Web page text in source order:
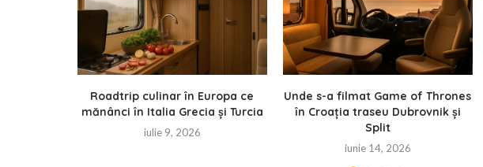
Roadtrip culinar în Europa ce
mănânci în Italia Grecia și Turcia
iulie 9, 2026
Unde s-a filmat Game of Thrones
în Croația traseu Dubrovnik și
Split
iunie 14, 2026